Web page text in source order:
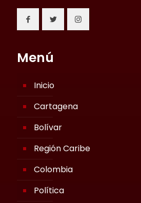
Menú
Inicio
Cartagena
Bolívar
Región Caribe
Colombia
Política